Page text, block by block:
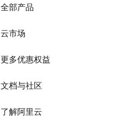
全部产品
云市场
更多优惠权益
文档与社区
了解阿里云